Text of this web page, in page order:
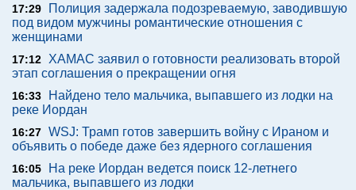
17:29
Полиция задержала подозреваемую, заводившую
под видом мужчины романтические отношения с
женщинами
17:12
ХАМАС заявил о готовности реализовать второй
этап соглашения о прекращении огня
16:33
Найдено тело мальчика, выпавшего из лодки на
реке Иордан
16:27 WSJ: Трамп готов завершить войну с Ираном и
объявить о победе даже без ядерного соглашения
16:05
На реке Иордан ведется поиск 12-летнего
мальчика, выпавшего из лодки